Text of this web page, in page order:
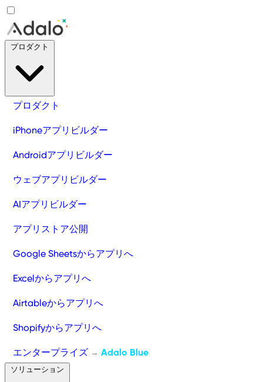
プロダクト
iPhoneアプリビルダー
Androidアプリビルダー
ウェブアプリビルダー
AIアプリビルダー
アプリストア公開
Google Sheetsからアプリへ
Excelからアプリへ
Airtableからアプリへ
Shopifyからアプリへ
エンタープライズ → Adalo Blue